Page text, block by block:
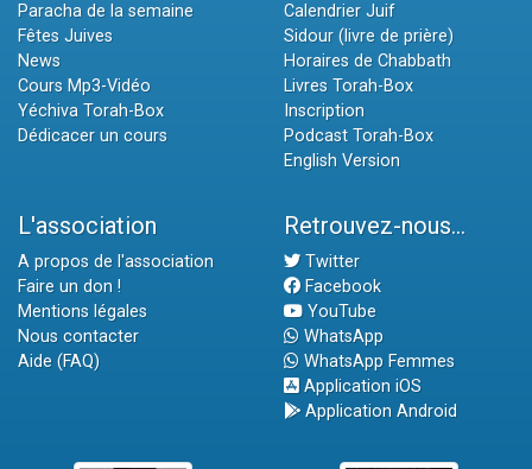
Paracha de la semaine
Fêtes Juives
News
Cours Mp3-Vidéo
Yéchiva Torah-Box
Dédicacer un cours
Calendrier Juif
Sidour (livre de prière)
Horaires de Chabbath
Livres Torah-Box
Inscription
Podcast Torah-Box
English Version
L'association
A propos de l'association
Faire un don !
Mentions légales
Nous contacter
Aide (FAQ)
Retrouvez-nous...
Twitter
Facebook
YouTube
WhatsApp
WhatsApp Femmes
Application iOS
Application Android